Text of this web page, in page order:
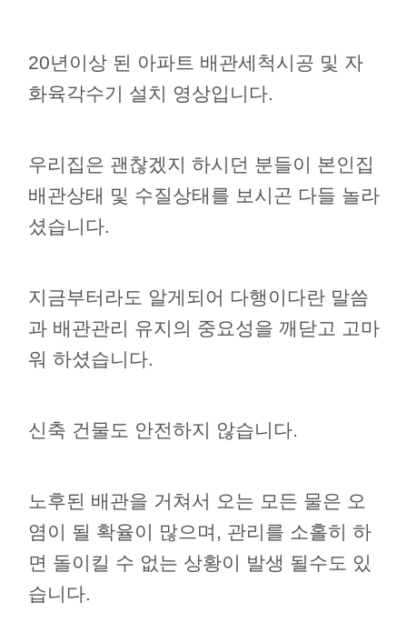
20년이상 된 아파트 배관세척시공 및 자
화육각수기 설치 영상입니다.
우리집은 괜찮겠지 하시던 분들이 본인집
배관상태 및 수질상태를 보시곤 다들 놀라
셨습니다.
지금부터라도 알게되어 다행이다란 말씀
과 배관관리 유지의 중요성을 깨닫고 고마
워 하셨습니다.
신축 건물도 안전하지 않습니다.
노후된 배관을 거쳐서 오는 모든 물은 오
염이 될 확율이 많으며, 관리를 소홀히 하
면 돌이킬 수 없는 상황이 발생 될수도 있
습니다.